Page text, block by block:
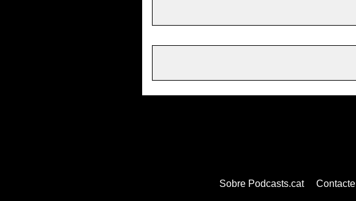
Sobre Podcasts.cat Contacte